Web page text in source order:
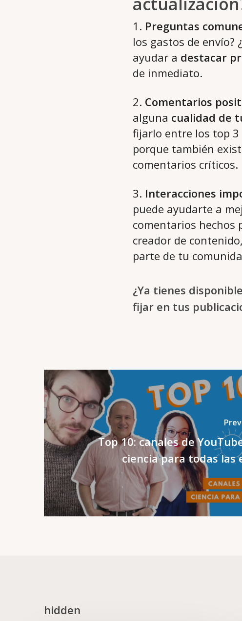
1. Preguntas
los gastos de
ayudar a destacar
de inmediato.
2. Comentarios
alguna cualidad de
fijarlo entre los top 3
porque también
comentarios críticos.
3. Interacciones
puede ayudarte a
comentarios hechos
creador de
parte de tu
¿Ya tienes
fijar en tus
Top 10: canales de
ciencia para todas las
hidden